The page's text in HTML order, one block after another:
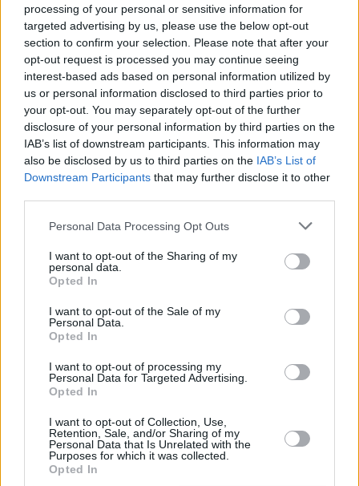
processing of your personal or sensitive information for
targeted advertising by us, please use the below opt-out
section to confirm your selection. Please note that after your
opt-out request is processed you may continue seeing
interest-based ads based on personal information utilized by
us or personal information disclosed to third parties prior to
your opt-out. You may separately opt-out of the further
disclosure of your personal information by third parties on the
IAB’s list of downstream participants. This information may
also be disclosed by us to third parties on the IAB’s List of
Downstream Participants that may further disclose it to other
Personal Data Processing Opt Outs
I want to opt-out of the Sharing of my
personal data.
Opted In
I want to opt-out of the Sale of my
Personal Data.
Opted In
I want to opt-out of processing my
Personal Data for Targeted Advertising.
Opted In
I want to opt-out of Collection, Use,
Retention, Sale, and/or Sharing of my
Personal Data that Is Unrelated with the
Purposes for which it was collected.
Opted In
που δεν έχουν δέσμευση ενημερότητας και έχουν
φορολογικές ή ασφαλιστικές οφειλές, θα
συμψηφίζονται κεντρικά ανά εβδομάδα, αρχής
γενομένης από 5-6 Απριλίου. Όσοι συμψηφισμοί δεν θα
μπορούν να διενεργηθούν κεντρικά, διεκπεραιώνονται
στον συντομότερο δυνατό χρόνο από τις αρμόδιες
Υπηρεσίες, ΔΟΥ / ΚΕΒΕΙΣ, χωρίς να απαιτείται
υποβολή αιτήματος επιστροφής από τον
φορολογούμενο.
Οφειλές από τον φόρο εισοδήματος θα συμψηφίζονται
κατά προτεραιότητα με δικαιώματα επιστροφής, που
υπάρχουν ή θα γεννηθούν μέχρι τις 31/7/2025, ώστε σε
περίπτωση εξόφλησης του φόρου εισοδήματος μέσω
του συμψηφισμού, να χορηγείται το ποσοστό έκπτωσης
δήλωση του λογαριασμού ΙΒΑΝ στην ψηφιακή πύλη
myAADEστη διαδρομή Μητρώο & Επικοινωνία /
Δήλωση Λογαριασμού ΙΒΑΝ. Αποδεκτοί είναι οι